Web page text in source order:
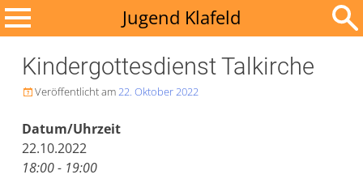
Zum
Inhalt
Jugend Klafeld
nach:Kindergottesdienst Talkirche
Veröffentlicht am22. Oktober 2022
Datum/Uhrzeit
22.10.2022
18:00 - 19:00